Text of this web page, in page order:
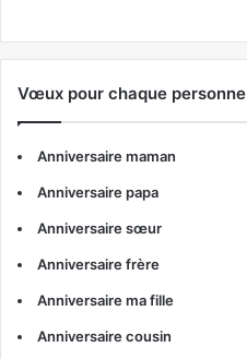
Vœux pour chaque personne
Anniversaire maman
Anniversaire papa
Anniversaire sœur
Anniversaire frère
Anniversaire ma fille
Anniversaire cousin